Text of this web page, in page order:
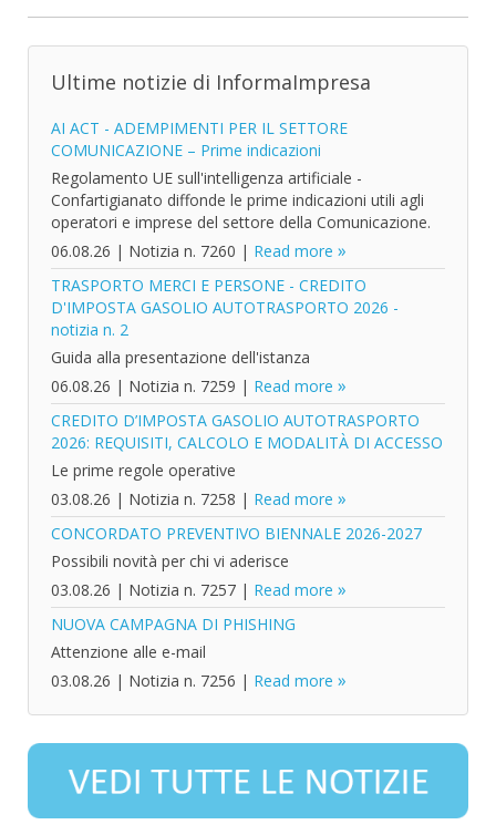
Ultime notizie di InformaImpresa
AI ACT - ADEMPIMENTI PER IL SETTORE
COMUNICAZIONE – Prime indicazioni
Regolamento UE sull'intelligenza artificiale -
Confartigianato diffonde le prime indicazioni utili agli
operatori e imprese del settore della Comunicazione.
06.08.26 | Notizia n. 7260 | Read more
TRASPORTO MERCI E PERSONE - CREDITO
D'IMPOSTA GASOLIO AUTOTRASPORTO 2026 -
notizia n. 2
Guida alla presentazione dell'istanza
06.08.26 | Notizia n. 7259 | Read more
CREDITO D’IMPOSTA GASOLIO AUTOTRASPORTO
2026: REQUISITI, CALCOLO E MODALITÀ DI ACCESSO
Le prime regole operative
03.08.26 | Notizia n. 7258 | Read more
CONCORDATO PREVENTIVO BIENNALE 2026-2027
Possibili novità per chi vi aderisce
03.08.26 | Notizia n. 7257 | Read more
NUOVA CAMPAGNA DI PHISHING
Attenzione alle e-mail
03.08.26 | Notizia n. 7256 | Read more